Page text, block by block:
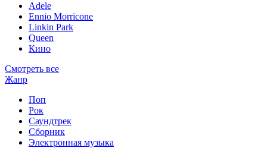
Adele
Ennio Morricone
Linkin Park
Queen
Кино
Смотреть все
Жанр
Поп
Рок
Саундтрек
Сборник
Электронная музыка